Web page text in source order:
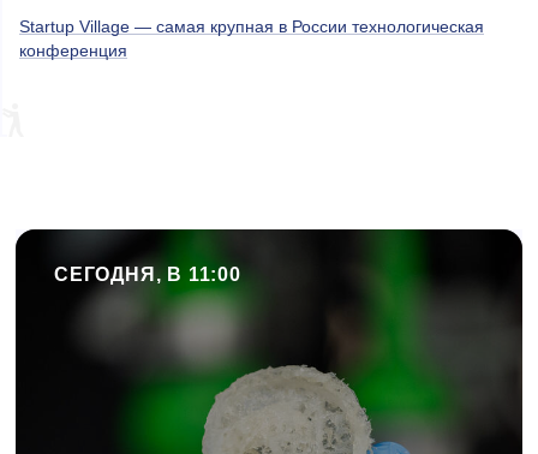
Startup Village — самая крупная в России технологическая
конференция
СЕГОДНЯ, В 11:00